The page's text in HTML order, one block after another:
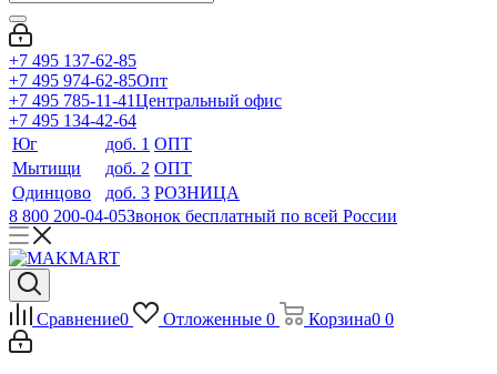
+7 495 137-62-85
+7 495 974-62-85Опт
+7 495 785-11-41Центральный офис
+7 495 134-42-64
Юг
доб. 1 ОПТ
Мытищи
доб. 2 ОПТ
Одинцово
доб. 3 РОЗНИЦА
8 800 200-04-05Звонок бесплатный по всей России
Сравнение0 Отложенные 0 Корзина0 0